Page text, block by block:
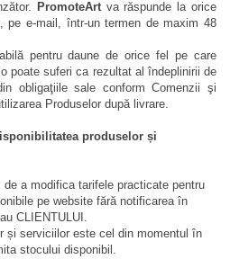
PromoteArtva răspunde la orice
pe e-mail, într-un termen de maxim 48
pentru daune de orice fel pe care
poate suferi ca rezultat al îndeplinirii de
obligaţiile sale conform Comenzii şi
Produselor după livrare.
produselor și
a modifica tarifele practicate pentru
pe website fără notificarea în
CLIENTULUI.
și serviciilor este cel din momentul în
stocului disponibil.